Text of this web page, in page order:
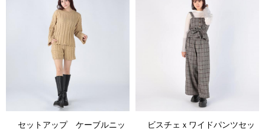
セットアップ ケーブルニッ
ビスチェｘワイドパンツセッ